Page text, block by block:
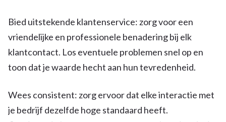
Bied uitstekende klantenservice: zorg voor een
vriendelijke en professionele benadering bij elk
klantcontact. Los eventuele problemen snel op en
toon dat je waarde hecht aan hun tevredenheid.
Wees consistent: zorg ervoor dat elke interactie met
je bedrijf dezelfde hoge standaard heeft.